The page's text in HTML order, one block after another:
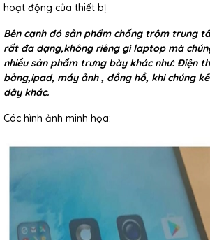
hoạt động của thiết bị
Bên cạnh đó sản phẩm chống trộm trung
rất đa dạng,không riêng gì laptop mà
nhiều sản phẩm trưng bày khác như: Điện
bảng,ipad, máy ảnh , đồng hồ, khi chúng
dây khác.
Các hình ảnh minh họa: